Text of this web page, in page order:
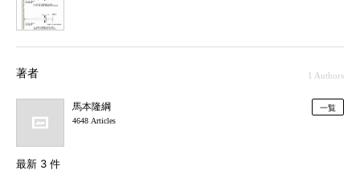
著者 1 Authors
馬本隆綱
4648 Articles
一覧
最新 3 件